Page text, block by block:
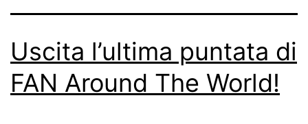
Uscita l’ultima puntata di
FAN Around The World!